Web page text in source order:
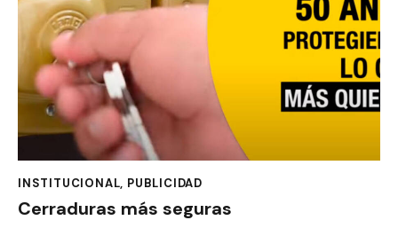
INSTITUCIONAL, PUBLICIDAD
Cerraduras más seguras